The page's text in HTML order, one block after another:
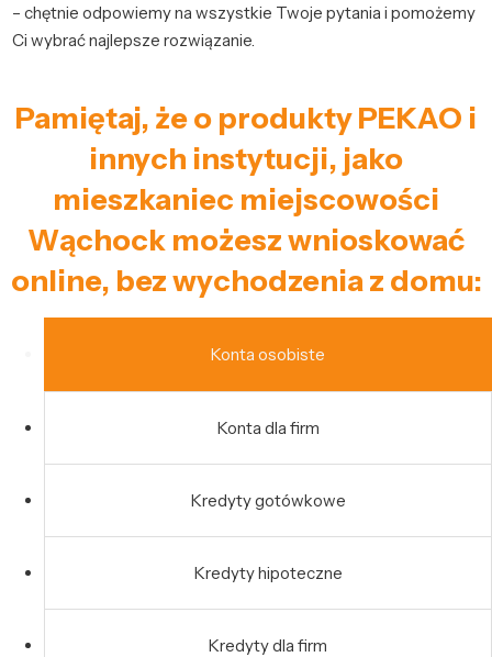
– chętnie odpowiemy na wszystkie Twoje pytania i pomożemy
Ci wybrać najlepsze rozwiązanie.
Pamiętaj, że o produkty PEKAO i
innych instytucji, jako
mieszkaniec miejscowości
Wąchock możesz wnioskować
online, bez wychodzenia z domu:
Konta osobiste
Konta dla firm
Kredyty gotówkowe
Kredyty hipoteczne
Kredyty dla firm